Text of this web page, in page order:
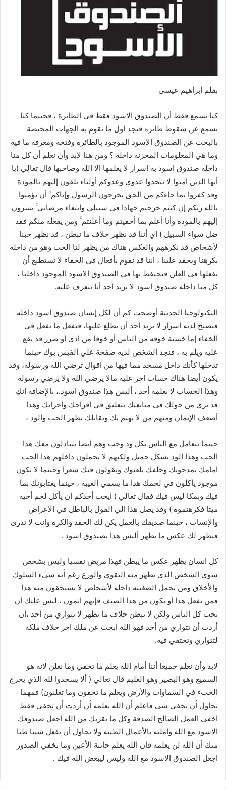
بقلم إبراهيم عيسى
كنا نسمع فقط أن الصندوق الاسود فقط في الطائرة ، فحينما كنا
نسمع عن سقوط طائره فنجد اول ما تقوم به الجهات المختصة
بالبحث عن الصندوق الاسود الموجود بالطائرة وفتحه ومعرفة ما فيه
وما هي المعلومات المخزنه داخله ؟ ومن هنا لابد وأن نعلم أن كل منا
داخله صندوق اسود به اسرار لا يعلمها الا الله وصاحبها قال تعالي (يا
أيها الذين آمنوا لا تتخذوا عدوي وعدوكم أولياء تلقون إليهم بالمودة
وقد كفروا بما جاءكم من الحق يخرجون الرسول وإياكم ۙ أن تؤمنوا
بالله ربكم إن كنتم خرجتم جهادا في سبيلي وابتغاء مرضاتي ۚ تسرون
إليهم بالمودة وأنا أعلم بما أخفيتم وما أعلنتم ۚ ومن يفعله منكم فقد
ضل سواء السبيل ) اي أننا قد نظهر خلاف ما نبطن ، قد نظهر حبنا
لأشخاص قد نكرههم والعكس هناك من يظهر لنا الحب وهو من داخله
يكرهنا ويحقد علينا ، اننا قد نقوم بأفعال في الخفاء لا نستطيع أن
نفعلها في العلن فنحتفظ بها في الصندوق الاسود الموجود داخلنا ،
كل منا داخله صندوق اسود لا يريد أحد أنا يتعرف عليه.
التكنولوجيا الحديثة أوضحت كم أن لكل إنسان صندوق اسود داخله
فتصبح لديه اسرار لا يريد أحد أن يطلع عليها، فيفعل ما يفعل في
الخفاء إما خشية خوفه من الناس أو خوفا من اذي أو ضرر قد يقع
عليه ويلم به ، فنجد الشخص لديه صفحة علي الفيس بوك حينما
تدخلها كأنك داخل مسجد مما فيها من اقوال ترضي الله ورسوله، وقد
يكون أيضا هناك حساب اخر عليه مالا يرضي الله ولا يرضي رسوله
وهذا الحساب لا يعلمه أحد ، أليس هذا صندوق اسود.، بالإضافة انك
قد تري من حولك في متابعتك بتعليق في افراحك واحزانك وهذا
أضعف الإيمان ومنهم من لا يهتم بك ويقابلك يظهر الحب والود ،
حينما تتعامل مع الناس بكل ود وحب وهم أيضا يتبادلون معك هذا
الحب وهذا الود بشكل جميل ولكنهم لا يحملون داخلهم هذا الحب
امامك يمدحونك وخلفك يلعنوك ويقولون فيك شعرا وحينما لا تكون
موجود يأكلون في لحمك هذا ما يسمي الغيبه ، حينما يغتابونك بما
فيك وبمكا ليس فيك فقال تعالي ( ايحب أحدكم ان يأكل لحم أخيه
ميتا فكرهتموه ) وقد يصل هذا الي القول بالباطل في الأعراض
والإنساب ، حينما صديقك بالعمل يكن لك الحقد والكره وانت لا تدري
فيظهر لك عكس ما يظهر أليس هذا بصندوق اسود .
كل انسان يظهر عكس ما يبطن فهذا مريض نفسيا وليس بشخص
سوي الشخص الذي يظهر منه التقوي والورع رغم أنه سيء السلوك
والأخلاق ومن يحمل الضغينه داخله لأشخاص لا يستحقون منه هذا
فمن يفعل هذا أو يكون من هذا الصنف فإنهم اثمون ، ليس عليك أن
تحب كل الناس ولكن لا تبطن خلاف ما تظهر لا تتواري من أحد ،أن
أردت أن تتواري من أحد فهو الله ابحث عن ملك اخر خلاف ملكه
لتتواري وتختفي فيه.
لابد وأن نعلم جميعا أننا أمام الله يعلم ما تخفي وما نعلن لانه هو
السميع وهو البصير وهو العليم قال تعالي ( ألا يسجدوا لله الذي يخرج
الخبء في السماوات والأرض ويعلم ما تخفون وما تعلنون) فمهما
تحاول أن تخفي شي فاعلم أن الله يعلمه أن أردت أن تخفي فقط
اخفي العمل الصالح الصدقة وكل ما يقربك من الله اجعل صندوقك
الاسود مع الله واملئه بالأعمال الطيبه ولا تحاول أن تفعل شيئا ظنا
منك أن الله لن يعلمه فإن الله يعلم خائنة الأعين وما تخفي الصدور
اجعل الصندوق الاسود مع الله وليس ليبغض الله فيك .